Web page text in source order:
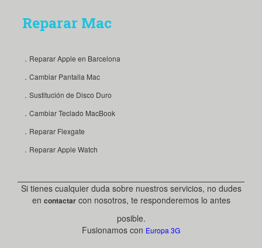
Reparar Mac
．Reparar Apple en Barcelona
．Cambiar Pantalla Mac
．Sustitución de Disco Duro
．Cambiar Teclado MacBook
．Reparar Flexgate
．Reparar Apple Watch
Si tienes cualquier duda sobre nuestros servicios, no dudes
en contactarcon nosotros, te responderemos lo antes
posible.
Fusionamos con Europa 3G